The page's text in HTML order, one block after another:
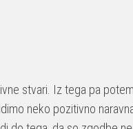
stvari. Iz tega pa
neko pozitivno